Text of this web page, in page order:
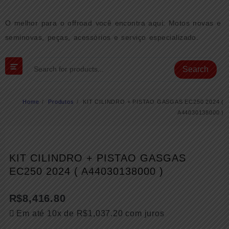
content
O melhor para o offroad você encontra aqui: Motos novas e
seminovas, peças, acessórios e serviço especializado.
Search
Home Produtos
KIT CILINDRO + PISTAO GASGAS EC250 2024 (
A44030138000 )
KIT CILINDRO + PISTAO GASGAS
EC250 2024 ( A44030138000 )
R$8,416.80
Em até 10x de R$1,037.20 com juros